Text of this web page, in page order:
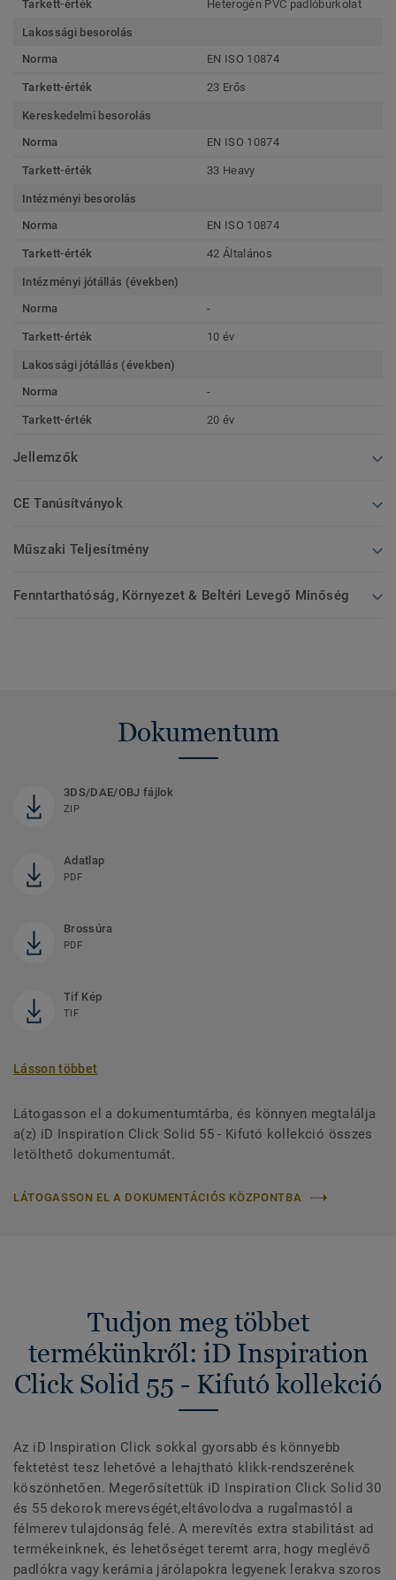
Tarkett-érték Heterogén PVC padlóburkolat
Lakossági besorolás
Norma
EN ISO 10874
Tarkett-érték 23 Erős
Kereskedelmi besorolás
Norma
EN ISO 10874
Tarkett-érték 33 Heavy
Intézményi besorolás
Norma
EN ISO 10874
Tarkett-érték 42 Általános
Intézményi jótállás (években)
Norma
-
Tarkett-érték 10 év
Lakossági jótállás (években)
Norma
-
Tarkett-érték 20 év
Jellemzők
CE Tanúsítványok
Műszaki Teljesítmény
Fenntarthatóság, Környezet & Beltéri Levegő Minőség
Dokumentum
3DS/DAE/OBJ fájlok
ZIP
Adatlap
PDF
Brossúra
PDF
Tif Kép
TIF
Lásson többet
Látogasson el a dokumentumtárba, és könnyen megtalálja
a(z) iD Inspiration Click Solid 55 - Kifutó kollekció összes
letölthető dokumentumát.
LÁTOGASSON EL A DOKUMENTÁCIÓS KÖZPONTBA
Tudjon meg többet
termékünkről: iD Inspiration
Click Solid 55 - Kifutó kollekció
Az iD Inspiration Click sokkal gyorsabb és könnyebb
fektetést tesz lehetővé a lehajtható klikk-rendszerének
köszönhetően. Megerősítettük iD Inspiration Click Solid 30
és 55 dekorok merevségét,eltávolodva a rugalmastól a
félmerev tulajdonság felé. A merevítés extra stabilitást ad
termékeinknek, és lehetőséget teremt arra, hogy meglévő
padlókra vagy kerámia járólapokra legyenek lerakva szoros